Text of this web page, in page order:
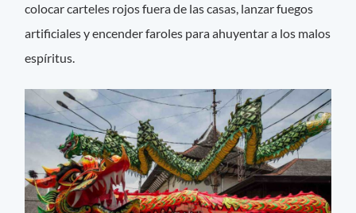
colocar carteles rojos fuera de las casas, lanzar fuegos
artificiales y encender faroles para ahuyentar a los malos
espíritus.